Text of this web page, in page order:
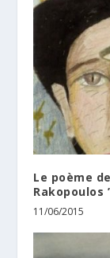
Le poème
Rakopoulos
11/06/2015